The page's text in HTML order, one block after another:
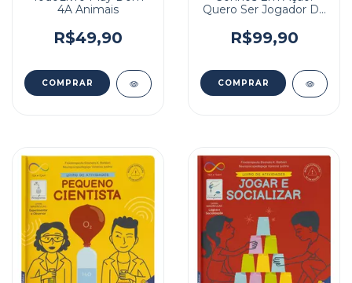
4A Animais
R$49,90
Quero Ser Jogador De
R$99,90